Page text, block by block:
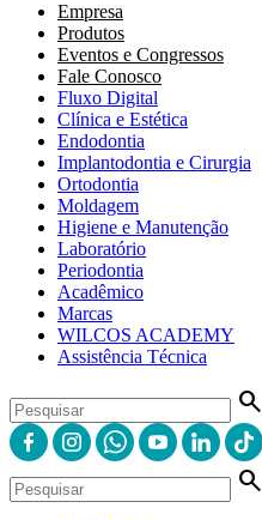
Empresa
Produtos
Eventos e Congressos
Fale Conosco
Fluxo Digital
Clínica e Estética
Endodontia
Implantodontia e Cirurgia
Ortodontia
Moldagem
Higiene e Manutenção
Laboratório
Periodontia
Acadêmico
Marcas
WILCOS ACADEMY
Assistência Técnica
search
search